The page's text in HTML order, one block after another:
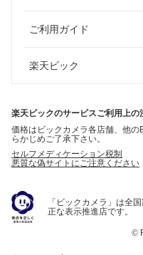
ご利用ガイド
楽天ビック
楽天ビックのサービスご利用上の
価格はビックカメラ各店舗、他
らかじめご了承下さい。
セルフメディケーション税制
悪質な偽サイトにご注意ください
「ビックカメラ」は全
正な表示推進店です。
©